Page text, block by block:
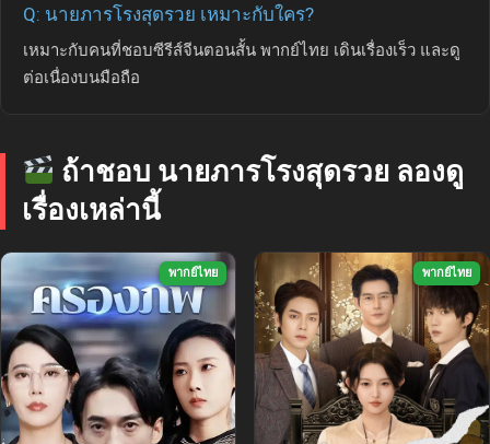
Q: นายภารโรงสุดรวย เหมาะกับใคร?
เหมาะกับคนที่ชอบซีรีส์จีนตอนสั้น พากย์ไทย เดินเรื่องเร็ว และดู
ต่อเนื่องบนมือถือ
ถ้าชอบ นายภารโรงสุดรวย ลองดู
เรื่องเหล่านี้
พากย์ไทย พากย์ไทย